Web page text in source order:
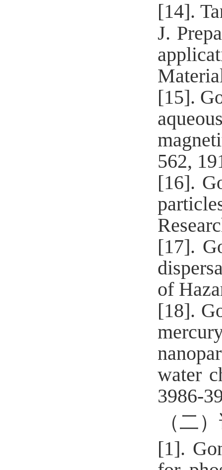
[14].
J.
[15].
562,
[16].
[17].
of
[18].
water
3986-
（二
[1].